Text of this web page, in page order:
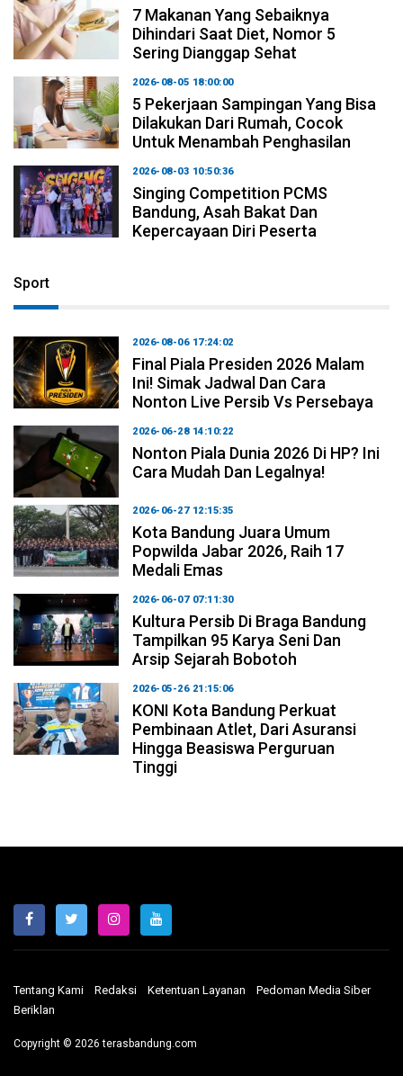
7 Makanan Yang Sebaiknya
Dihindari Saat Diet, Nomor 5
Sering Dianggap Sehat
2026-08-05 18:00:00
5 Pekerjaan Sampingan Yang Bisa
Dilakukan Dari Rumah, Cocok
Untuk Menambah Penghasilan
2026-08-03 10:50:36
Singing Competition PCMS
Bandung, Asah Bakat Dan
Kepercayaan Diri Peserta
Sport
2026-08-06 17:24:02
Final Piala Presiden 2026 Malam
Ini! Simak Jadwal Dan Cara
Nonton Live Persib Vs Persebaya
2026-06-28 14:10:22
Nonton Piala Dunia 2026 Di HP? Ini
Cara Mudah Dan Legalnya!
2026-06-27 12:15:35
Kota Bandung Juara Umum
Popwilda Jabar 2026, Raih 17
Medali Emas
2026-06-07 07:11:30
Kultura Persib Di Braga Bandung
Tampilkan 95 Karya Seni Dan
Arsip Sejarah Bobotoh
2026-05-26 21:15:06
KONI Kota Bandung Perkuat
Pembinaan Atlet, Dari Asuransi
Hingga Beasiswa Perguruan
Tinggi
Tentang Kami Redaksi Ketentuan Layanan
Pedoman Media Siber
Beriklan
Copyright © 2026 terasbandung.com